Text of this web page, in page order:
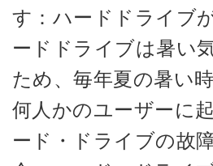
す：ハードドライブ
ードドライブは暑い
ため、毎年夏の暑い
何人かのユーザーに
ード・ドライブの故